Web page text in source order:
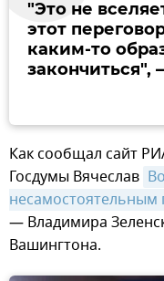
"Это не
этот
каким-то
закончиться",
Как сообщал сайт
Госдумы Вячеслав
несамостоятельным
— Владимира
Вашингтона.